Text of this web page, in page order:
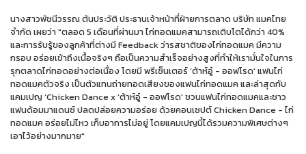
นางสาวพัชนีวรรณ ตันประวัติ ประธานเจ้าหน้าที่ฝ่ายการตลาด บริษัท แมคไทย
จำกัด เผยว่า "ตลอด 5 เดือนที่ผ่านมา ไก่ทอดแมคสามารถเติบโตได้กว่า 40%
และการรับรู้ของลูกค้าที่ต่างมี Feedback ว่ารสชาติของไก่ทอดแมค มีความ
กรอบ อร่อยเข้าถึงเนื้อจริงๆ ถือเป็นความสำเร็จอย่างสูงที่ทำให้เรามั่นใจในการ
รุกตลาดไก่ทอดอย่างต่อเนื่อง โดยมี พรีเซ็นเตอร์ ‘ต้าห์อู๋ - ออฟโรด' แฟนไก่
ทอดแมคตัวจริง เป็นตัวแทนถ่ายทอดเสียงของแฟนไก่ทอดแมค และล่าสุดกับ
แคมเปญ ‘Chicken Dance x ‘ต้าห์อู๋ - ออฟโรด' ชวนแฟนไก่ทอดแมคและชาว
แฟนด้อมมาแดนซ์ ปลดปล่อยความอร่อย ด้วยคอนเซปต์ Chicken Dance - ไก่
ทอดแมค อร่อยไม่ไหว เก็บอาการไม่อยู่ โดยแคมเปญนี้ได้รวมความพิเศษต่างๆ
เอาไว้อย่างมากมาย"